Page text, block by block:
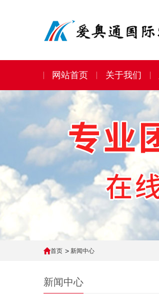
网站首页 关于我们
首页 新闻中心
新闻中心